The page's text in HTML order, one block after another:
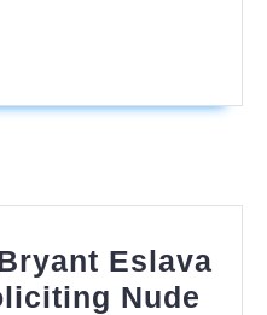
Eslava
Nude